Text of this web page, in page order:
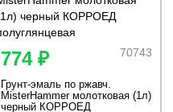
70743
774 ₽
Грунт-эмаль по ржавч.
MisterHammer молотковая (1л)
черный КОРРОЕД